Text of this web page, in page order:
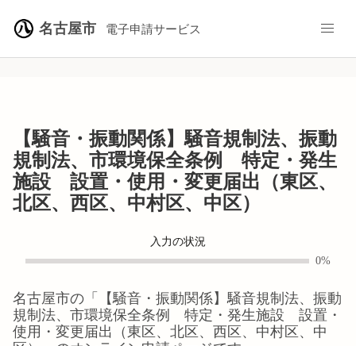
名古屋市 電子申請サービス
【騒音・振動関係】騒音規制法、振動
規制法、市環境保全条例 特定・発生
施設 設置・使用・変更届出（東区、
北区、西区、中村区、中区）
入力の状況
0%
名古屋市の「
【騒音・振動関係】騒音規制法、振動
規制法、市環境保全条例 特定・発生施設 設置・
使用・変更届出（東区、北区、西区、中村区、中